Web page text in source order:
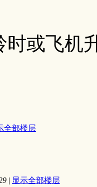
时或飞机
全部楼层
| 显示全部楼层